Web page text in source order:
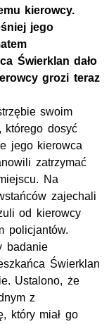
kierowcy.
jego
Świerklan dało
grozi teraz
swoim
którego dosyć
jego kierowca
zatrzymać
Na
zajechali
od kierowcy
policjantów.
badanie
Świerklan
Ustalono, że
z
który miał go